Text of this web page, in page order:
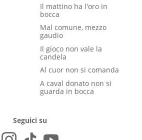
Il mattino ha l'oro in
bocca
Mal comune, mezzo
gaudio
Il gioco non vale la
candela
Al cuor non si comanda
A caval donato non si
guarda in bocca
Seguici su